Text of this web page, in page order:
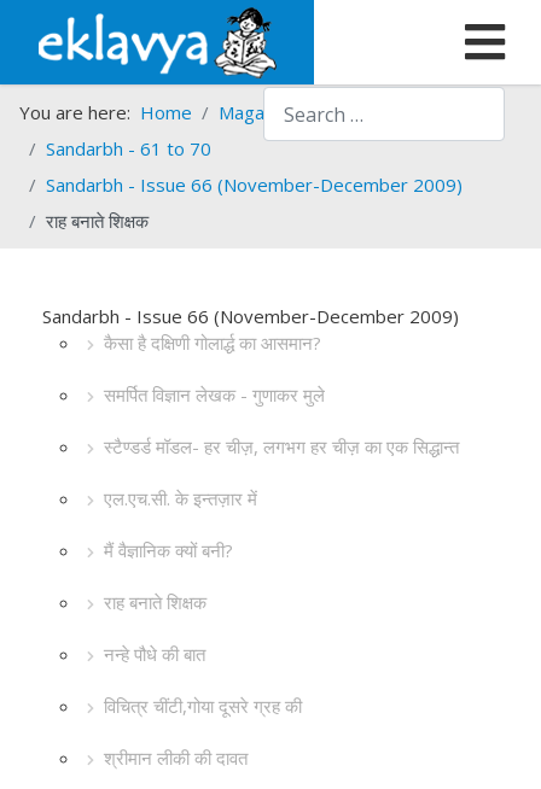
Search
You are here: Home Magazines
Sandarbh
Sandarbh - 61 to 70
Sandarbh - Issue 66 (November-December 2009)
राह बनाते शिक्षक
Sandarbh - Issue 66 (November-December 2009)
कैसा है दक्षिणी गोलार्द्ध का आसमान?
समर्पित विज्ञान लेखक - गुणाकर मुले
स्टैण्डर्ड मॉडल- हर चीज़, लगभग हर चीज़ का एक सिद्धान्त
एल.एच.सी. के इन्तज़ार में
मैं वैज्ञानिक क्यों बनी?
राह बनाते शिक्षक
नन्हे पौधे की बात
विचित्र चींटी,गोया दूसरे ग्रह की
श्रीमान लीकी की दावत